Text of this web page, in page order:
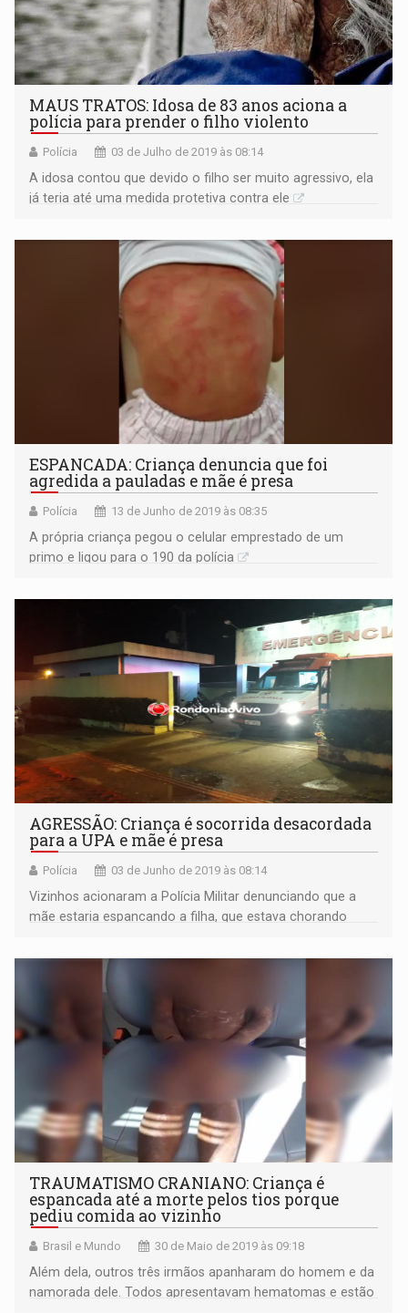
MAUS TRATOS: Idosa de 83 anos aciona a
polícia para prender o filho violento
Polícia 03 de Julho de 2019 às 08:14
A idosa contou que devido o filho ser muito agressivo, ela
já teria até uma medida protetiva contra ele
ESPANCADA: Criança denuncia que foi
agredida a pauladas e mãe é presa
Polícia 13 de Junho de 2019 às 08:35
A própria criança pegou o celular emprestado de um
primo e ligou para o 190 da polícia
AGRESSÃO: Criança é socorrida desacordada
para a UPA e mãe é presa
Polícia 03 de Junho de 2019 às 08:14
Vizinhos acionaram a Polícia Militar denunciando que a
mãe estaria espancando a filha, que estava chorando
TRAUMATISMO CRANIANO: Criança é
espancada até a morte pelos tios porque
pediu comida ao vizinho
Brasil e Mundo 30 de Maio de 2019 às 09:18
Além dela, outros três irmãos apanharam do homem e da
namorada dele. Todos apresentavam hematomas e estão